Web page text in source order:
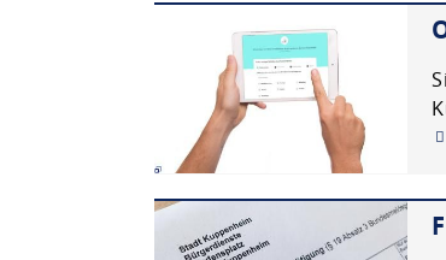
Bildung & Erziehung
Planen & Bauen